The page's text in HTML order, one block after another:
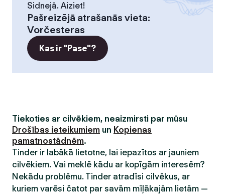
Sidnejā. Aiziet!
Pašreizējā atrašanās vieta:
Vorčesteras
Kas ir "Pase"?
Tiekoties ar cilvēkiem, neaizmirsti par mūsu
Drošības ieteikumiem un Kopienas
pamatnostādnēm.
Tinder ir labākā lietotne, lai iepazītos ar jauniem
cilvēkiem. Vai meklē kādu ar kopīgām interesēm?
Nekādu problēmu. Tinder atradīsi cilvēkus, ar
kuriem varēsi čatot par savām mīļākajām lietām —